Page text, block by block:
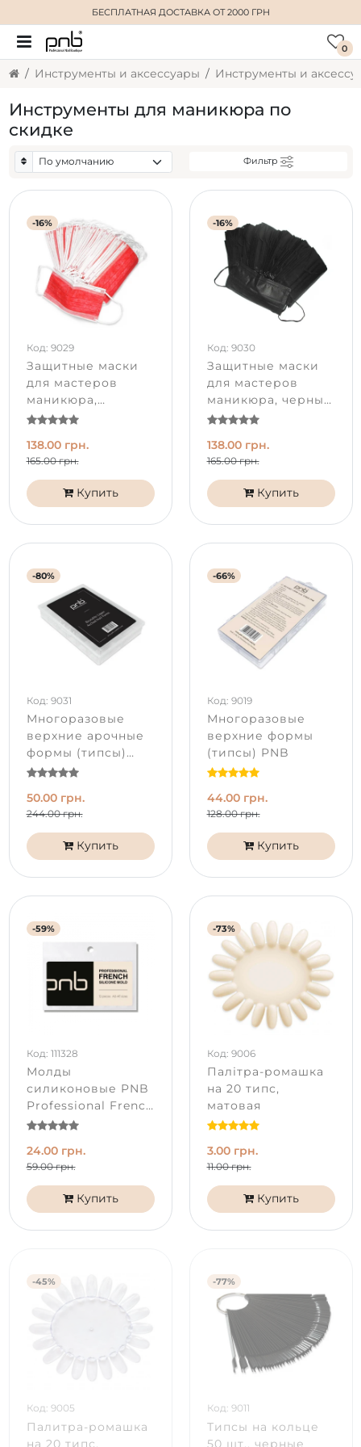
БЕСПЛАТНАЯ ДОСТАВКАОТ 2000 ГРН
0
Инструменты и аксессуары
Инструменты для маникюра по
скидке
Фильтр
-16%
Код: 9029
Защитные маски
для мастеров
маникюра,
красные, 50 шт
138.00 грн.
165.00 грн.
Купить
-16%
Код: 9030
Защитные маски
для мастеров
маникюра, черные,
50 шт
138.00 грн.
165.00 грн.
Купить
-80%
Код: 9031
Многоразовые
верхние арочные
формы (типсы)
PNB
50.00 грн.
244.00 грн.
Купить
-66%
Код: 9019
Многоразовые
верхние формы
(типсы) PNB
44.00 грн.
128.00 грн.
Купить
-59%
Код: 111328
Молды
силиконовые PNB
Professional French
Silicone Mold, 12 шт
24.00 грн.
59.00 грн.
Купить
-73%
Код: 9006
Палітра-ромашка
на 20 типс,
матовая
3.00 грн.
11.00 грн.
Купить
-45%
Код: 9005
Палитра-ромашка
на 20 типс,
-77%
Код: 9011
Типсы на кольце
50 шт., черные